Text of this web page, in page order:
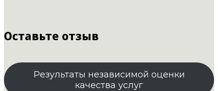
Оставьте отзыв
Результаты независимой оценки
качества услуг